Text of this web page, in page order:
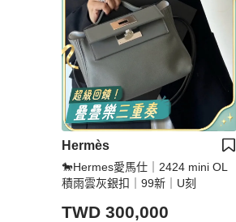
Hermès
🐎Hermes愛馬仕｜2424 mini OL
積雨雲灰銀扣｜99新｜U刻
TWD 300,000